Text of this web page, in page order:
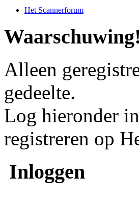
Het Scannerforum
Waarschuwing!
Alleen
gedeelte.
Log hieronder
registreren op
Inloggen